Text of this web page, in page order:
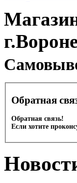
Обратная
Обратная связь!
Если хотите